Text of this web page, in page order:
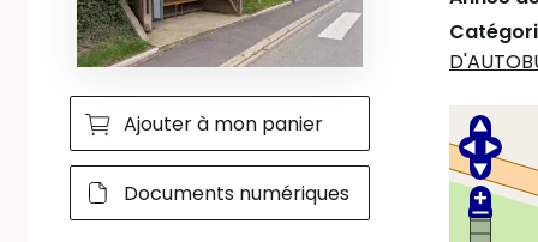
Ajouter à mon panier
Documents numériques